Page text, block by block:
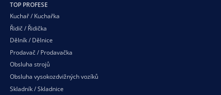
TOP PROFESE
Kuchař / Kuchařka
Řidič / Řidička
Dělník / Dělnice
Prodavač / Prodavačka
Obsluha strojů
Obsluha vysokozdvižných vozíků
Skladník / Skladnice